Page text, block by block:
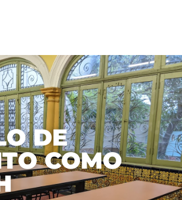
DE
COMO